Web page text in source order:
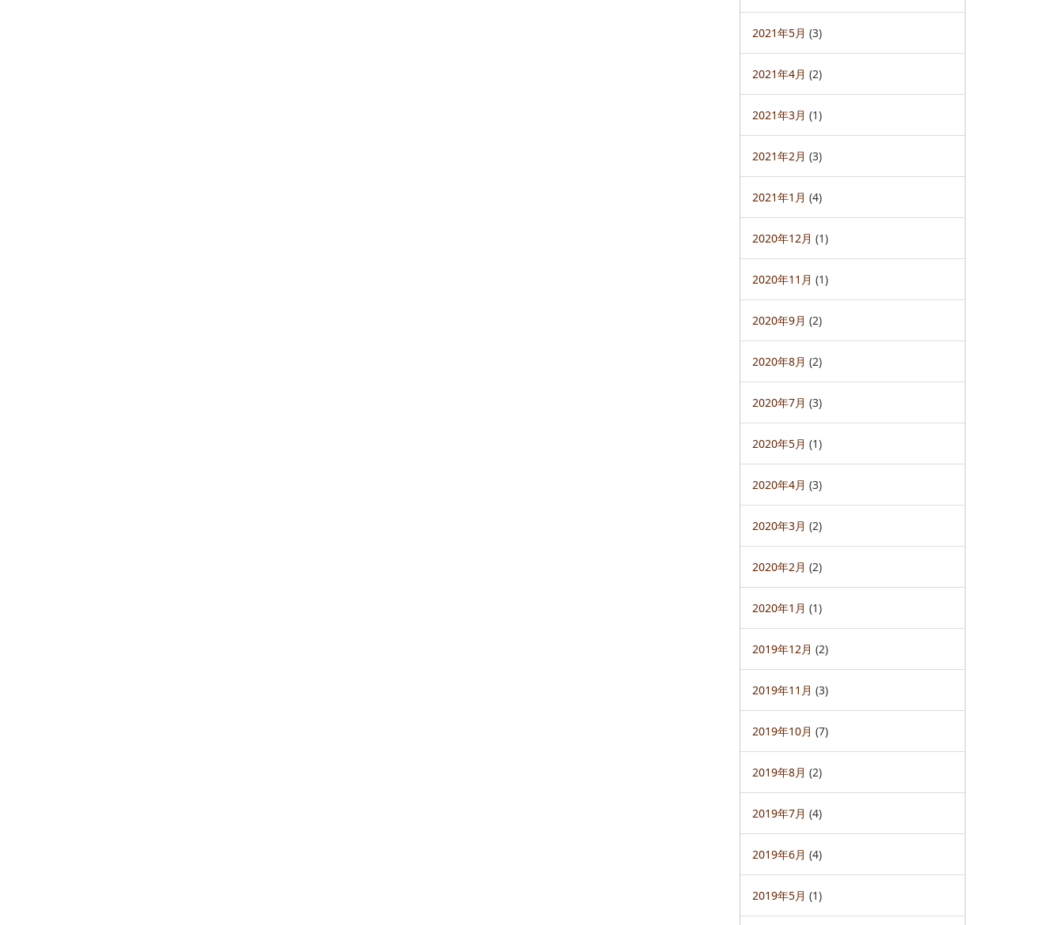
2021年5月 (3)
2021年4月 (2)
2021年3月 (1)
2021年2月 (3)
2021年1月 (4)
2020年12月 (1)
2020年11月 (1)
2020年9月 (2)
2020年8月 (2)
2020年7月 (3)
2020年5月 (1)
2020年4月 (3)
2020年3月 (2)
2020年2月 (2)
2020年1月 (1)
2019年12月 (2)
2019年11月 (3)
2019年10月 (7)
2019年8月 (2)
2019年7月 (4)
2019年6月 (4)
2019年5月 (1)